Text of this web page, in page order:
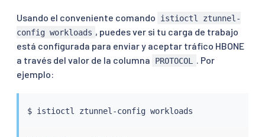
Usando el conveniente comando
istioctl ztunnel-
config workloads , puedes ver si tu carga de trabajo
está configurada para enviar y aceptar tráfico HBONE
a través del valor de la columna
PROTOCOL
. Por
ejemplo:
$ istioctl